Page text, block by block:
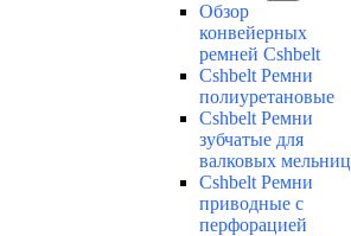
Обзор
конвейерных
ремней Cshbelt
Cshbelt Ремни
полиуретановые
Cshbelt Ремни
зубчатые для
валковых мельниц
Cshbelt Ремни
приводные с
перфорацией